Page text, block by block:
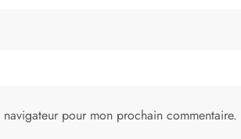
pour mon prochain commentaire.